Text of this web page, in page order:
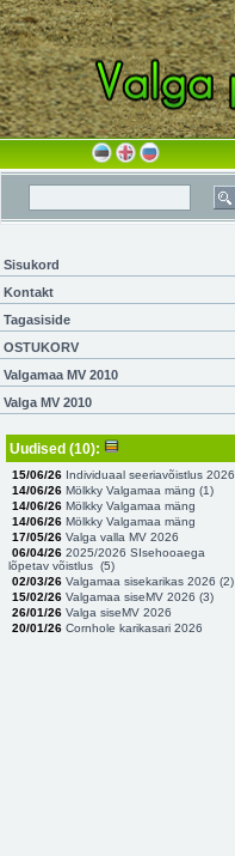
Sisukord
Kontakt
Tagasiside
OSTUKORV
Valgamaa MV 2010
Valga MV 2010
Uudised (10):
15/06/26 Individuaal seeriavõistlus 2026
14/06/26 Mölkky Valgamaa mäng (1)
14/06/26 Mölkky Valgamaa mäng
14/06/26 Mölkky Valgamaa mäng
17/05/26 Valga valla MV 2026
06/04/26 2025/2026 SIsehooaega
lõpetav võistlus (5)
02/03/26 Valgamaa sisekarikas 2026 (2)
15/02/26 Valgamaa siseMV 2026 (3)
26/01/26 Valga siseMV 2026
20/01/26 Cornhole karikasari 2026